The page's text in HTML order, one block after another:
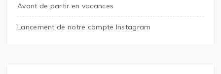
Avant de partir en vacances
Lancement de notre compte Instagram